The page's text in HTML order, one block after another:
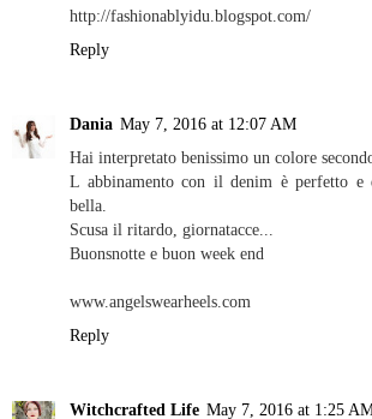
http://fashionablyidu.blogspot.com/
Reply
Dania May 7, 2016 at 12:07 AM
Hai interpretato benissimo un colore
L abbinamento con il denim è perfetto e
bella.
Scusa il ritardo, giornatacce...
Buonsnotte e buon week end
www.angelswearheels.com
Reply
Witchcrafted Life May 7, 2016 at 1:25